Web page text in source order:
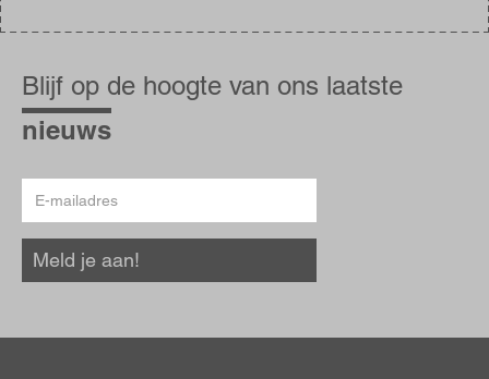
op
de
hoogte
Blijf op de hoogte van ons laatste
nieuws
mailadres
Meld je aan!